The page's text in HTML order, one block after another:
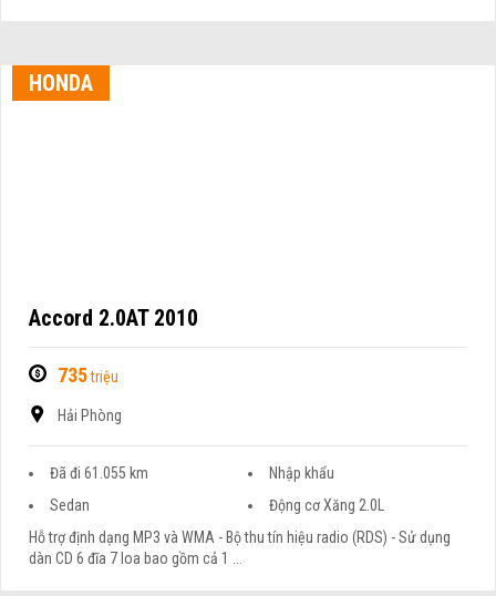
HONDA
Accord 2.0AT 2010
735triệu
Hải Phòng
Đã đi 61.055 km
Nhập khẩu
Sedan
Động cơ Xăng 2.0L
Hỗ trợ định dạng MP3 và WMA - Bộ thu tín hiệu radio (RDS) - Sử dụng
dàn CD 6 đĩa 7 loa bao gồm cả 1 ...